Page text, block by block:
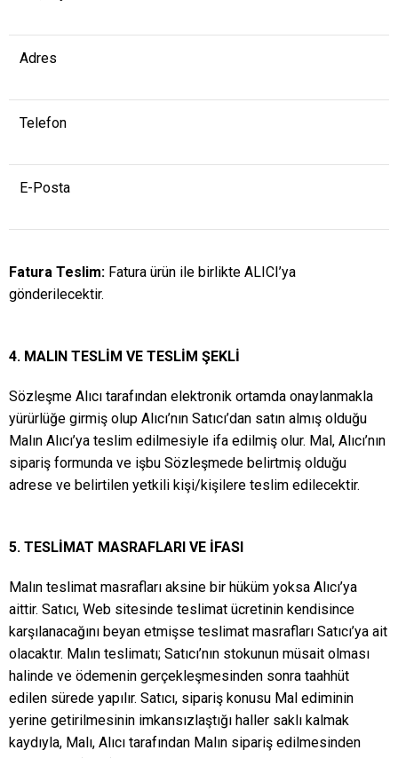
Adres
Telefon
E-Posta
Fatura Teslim: Fatura ürün ile birlikte ALICI’ya
gönderilecektir.
4. MALIN TESLİM VE TESLİM ŞEKLİ
Sözleşme Alıcı tarafından elektronik ortamda onaylanmakla
yürürlüğe girmiş olup Alıcı’nın Satıcı’dan satın almış olduğu
Malın Alıcı’ya teslim edilmesiyle ifa edilmiş olur. Mal, Alıcı’nın
sipariş formunda ve işbu Sözleşmede belirtmiş olduğu
adrese ve belirtilen yetkili kişi/kişilere teslim edilecektir.
5. TESLİMAT MASRAFLARI VE İFASI
Malın teslimat masrafları aksine bir hüküm yoksa Alıcı’ya
aittir. Satıcı, Web sitesinde teslimat ücretinin kendisince
karşılanacağını beyan etmişse teslimat masrafları Satıcı’ya ait
olacaktır. Malın teslimatı; Satıcı’nın stokunun müsait olması
halinde ve ödemenin gerçekleşmesinden sonra taahhüt
edilen sürede yapılır. Satıcı, sipariş konusu Mal ediminin
yerine getirilmesinin imkansızlaştığı haller saklı kalmak
kaydıyla, Malı, Alıcı tarafından Malın sipariş edilmesinden